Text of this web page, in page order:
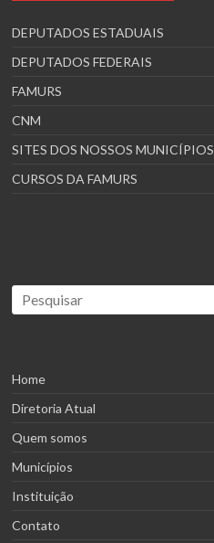
DEPUTADOS ESTADUAIS
DEPUTADOS FEDERAIS
FAMURS
CNM
SITES DOS NOSSOS MUNICÍPIOS
CURSOS DA FAMURS
Home
Diretoria Atual
Quem somos
Municípios
Instituição
Contato